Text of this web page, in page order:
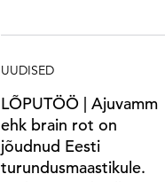
UUDISED
LÕPUTÖÖ | Ajuvamm
ehk brain rot on
jõudnud Eesti
turundusmaastikule.